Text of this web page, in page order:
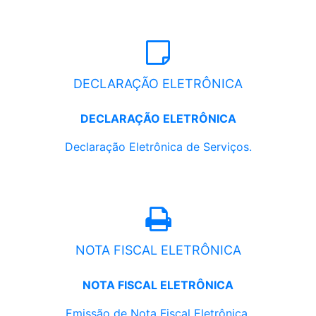
DECLARAÇÃO ELETRÔNICA
DECLARAÇÃO ELETRÔNICA
Declaração Eletrônica de Serviços.
NOTA FISCAL ELETRÔNICA
NOTA FISCAL ELETRÔNICA